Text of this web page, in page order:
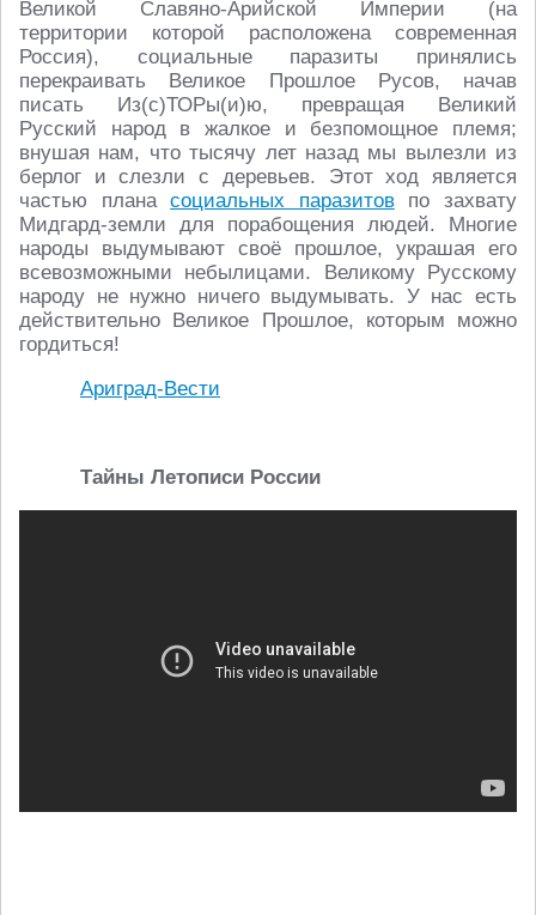
Великой Славяно-Арийской Империи (на
территории которой расположена современная
Россия), социальные паразиты принялись
перекраивать Великое Прошлое Русов, начав
писать Из(с)ТОРы(и)ю, превращая Великий
Русский народ в жалкое и безпомощное племя;
внушая нам, что тысячу лет назад мы вылезли из
берлог и слезли с деревьев. Этот ход является
частью планасоциальных паразитовпо захвату
Мидгард-земли для порабощения людей. Многие
народы выдумывают своё прошлое, украшая его
всевозможными небылицами. Великому Русскому
народу не нужно ничего выдумывать. У нас есть
действительно Великое Прошлое, которым можно
гордиться!
Ариград-Вести
Тайны Летописи России